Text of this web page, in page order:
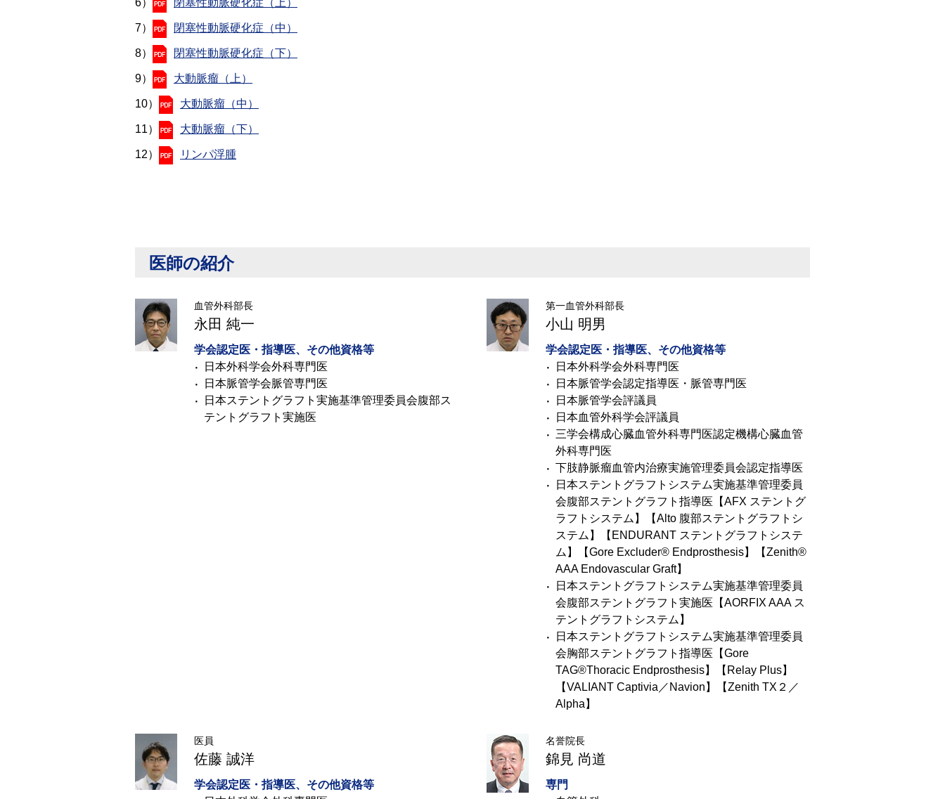
6） 閉塞性動脈硬化症（上）
7） 閉塞性動脈硬化症（中）
8） 閉塞性動脈硬化症（下）
9） 大動脈瘤（上）
10） 大動脈瘤（中）
11） 大動脈瘤（下）
12） リンパ浮腫
医師の紹介
血管外科部長
永田 純一
学会認定医・指導医、その他資格等
日本外科学会外科専門医
日本脈管学会脈管専門医
日本ステントグラフト実施基準管理委員会腹部ス
テントグラフト実施医
第一血管外科部長
小山 明男
学会認定医・指導医、その他資格等
日本外科学会外科専門医
日本脈管学会認定指導医・脈管専門医
日本脈管学会評議員
日本血管外科学会評議員
三学会構成心臓血管外科専門医認定機構心臓血管
外科専門医
下肢静脈瘤血管内治療実施管理委員会認定指導医
日本ステントグラフトシステム実施基準管理委員
会腹部ステントグラフト指導医【AFX ステントグ
ラフトシステム】【Alto 腹部ステントグラフトシ
ステム】【ENDURANT ステントグラフトシステ
ム】【Gore Excluder® Endprosthesis】【Zenith®
AAA Endovascular Graft】
日本ステントグラフトシステム実施基準管理委員
会腹部ステントグラフト実施医【AORFIX AAA ス
テントグラフトシステム】
日本ステントグラフトシステム実施基準管理委員
会胸部ステントグラフト指導医【Gore
TAG®Thoracic Endprosthesis】【Relay Plus】
【VALIANT Captivia／Navion】【Zenith TX２／
Alpha】
医員
佐藤 誠洋
学会認定医・指導医、その他資格等
名誉院長
錦見 尚道
専門